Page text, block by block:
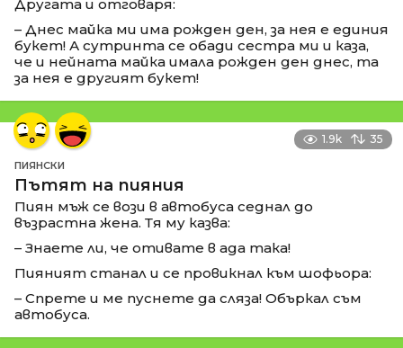
Другата и отговаря:
– Днес майка ми има рожден ден, за нея е единия
букет! А сутринта се обади сестра ми и каза,
че и нейната майка имала рожден ден днес, та
за нея е другият букет!
1.9k 35
ПИЯНСКИ
Пътят на пияния
Пиян мъж се вози в автобуса седнал до
възрастна жена. Тя му казва:
– Знаете ли, че отивате в ада така!
Пияният станал и се провикнал към шофьора:
– Спрете и ме пуснете да сляза! Объркал съм
автобуса.